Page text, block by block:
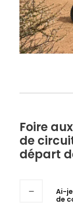
Foire
de
départ
Ai-
de